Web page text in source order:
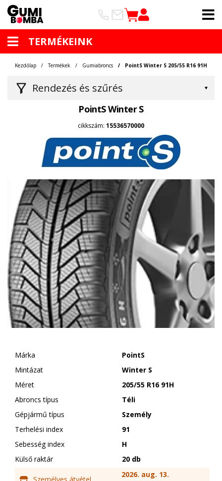
TERMÉKEINK
Rendezés és szűrés
Kezdőlap Termékek Gumiabroncs PointS Winter S 205/55 R16 91H
PointS Winter S
cikkszám: 15536570000
Márka
PointS
Mintázat
Winter S
Méret
205/55 R16 91H
Abroncs típus
Téli
Gépjármű típus
Személy
Terhelési index
91
Sebesség index
H
Külső raktár
20 db
2026. aug. 13.